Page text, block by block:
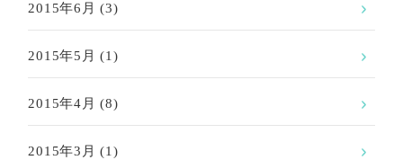
2015年6月 (3)
2015年5月 (1)
2015年4月 (8)
2015年3月 (1)